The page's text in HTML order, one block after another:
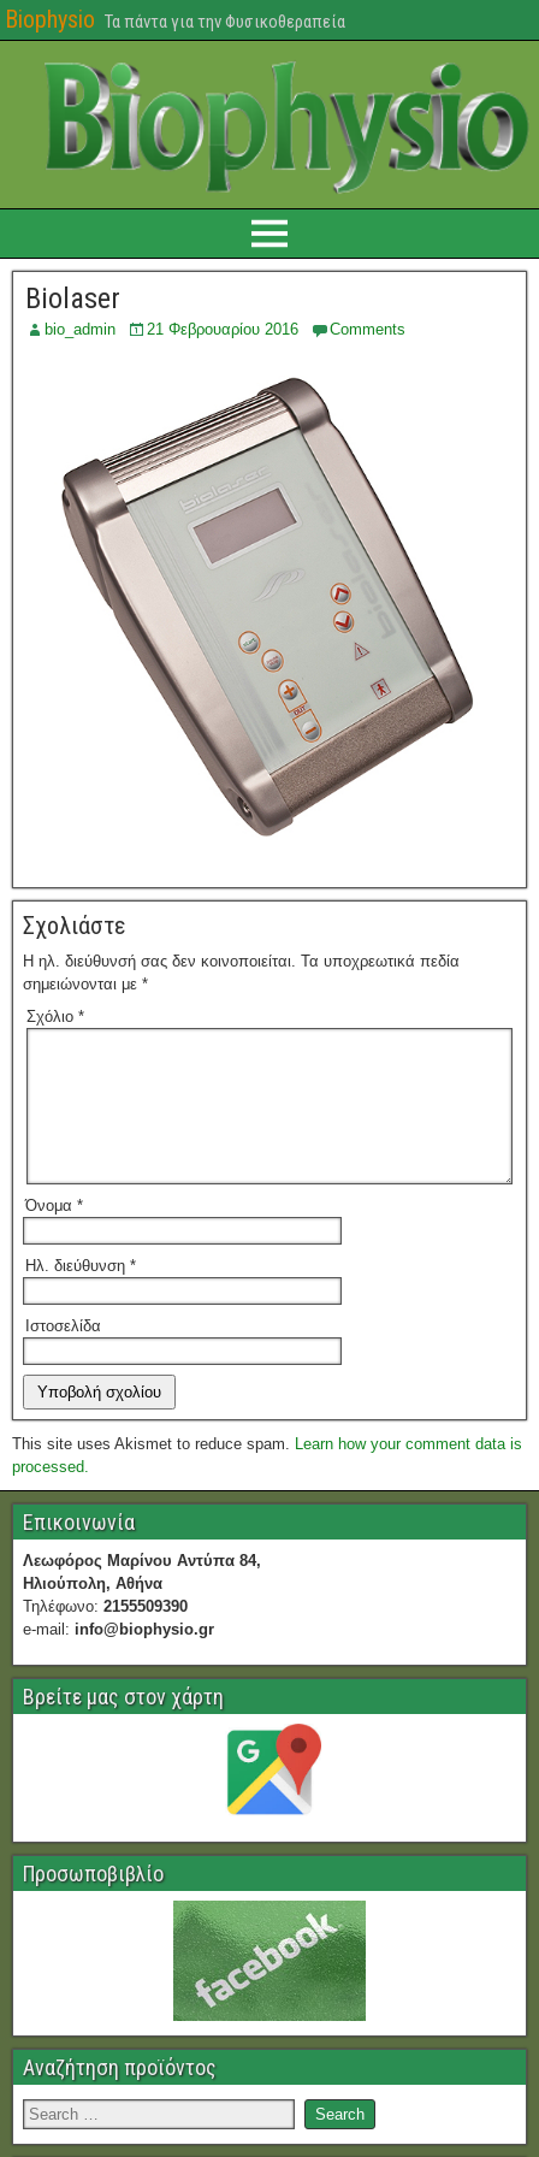
Biophysio Τα πάντα για την Φυσικοθεραπεία
Biolaser
bio_admin 21 Φεβρουαρίου 2016 Comments
Σχολιάστε
Η ηλ. διεύθυνσή σας δεν κοινοποιείται. Τα υποχρεωτικά πεδία
σημειώνονται με *
Σχόλιο *
Όνομα *
Ηλ. διεύθυνση *
Ιστοσελίδα
This site uses Akismet to reduce spam. Learn how your comment data is
processed.
Επικοινωνία
Λεωφόρος Μαρίνου Αντύπα 84,
Ηλιούπολη, Αθήνα
Τηλέφωνο: 2155509390
e-mail: info@biophysio.gr
Βρείτε μας στον χάρτη
Προσωποβιβλίο
Αναζήτηση προϊόντος